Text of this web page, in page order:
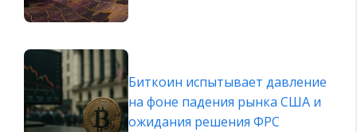
Биткоин испытывает давление
на фоне падения рынка США и
ожидания решения ФРС